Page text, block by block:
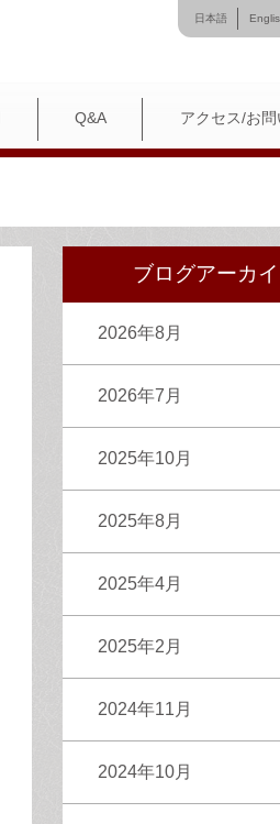
Q&A アクセス/お
日本語
ブログアーカ
2026年8月
2026年7月
2025年10月
2025年8月
2025年4月
2025年2月
2024年11月
2024年10月